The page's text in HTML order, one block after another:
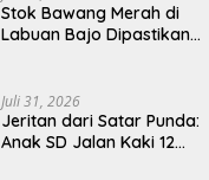
Stok Bawang Merah di
Labuan Bajo Dipastikan
Masyarakat Apresiasi
Peran Ninonk
Juli 31, 2026
Jeritan dari Satar Punda:
Anak SD Jalan Kaki 12